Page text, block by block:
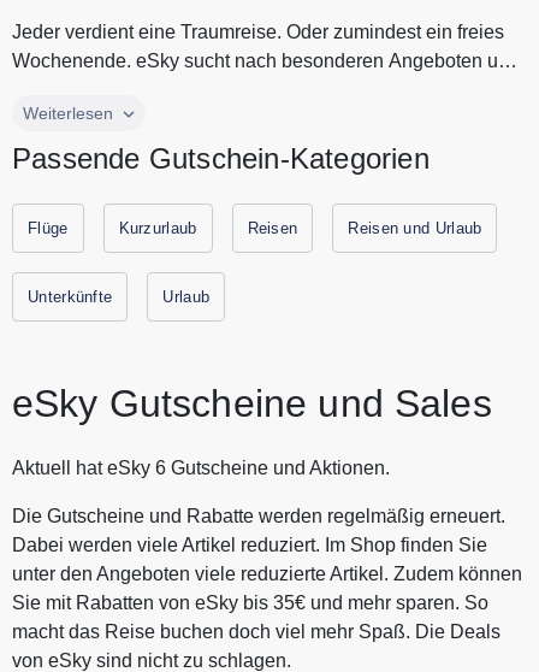
Jeder verdient eine Traumreise. Oder zumindest ein freies
Wochenende. eSky sucht nach besonderen Angeboten und
Jeder verdient eine Traumreise. Oder zumindest ein freies
sammeln sie an einem Ort, damit Ihre Durchsicht noch
deswegen bietet eSky günstige Angebote für das Hotel, den
Mietwagen und die Versicherung. Sparen Sie Zeit und Geld.
Buchen Sie Flug und Hotel auf eSky. Entdecken Sie jetzt
Weiterlesen
Passende Gutschein-Kategorien
Flüge Kurzurlaub Reisen Reisen und Urlaub
Unterkünfte Urlaub
eSky Gutscheine und Sales
Aktuell hat eSky 6 Gutscheine und Aktionen.
Die Gutscheine und Rabatte werden regelmäßig erneuert.
Dabei werden viele Artikel reduziert. Im Shop finden Sie
unter den Angeboten viele reduzierte Artikel. Zudem können
Sie mit Rabatten von eSky bis 35€ und mehr sparen. So
macht das Reise buchen doch viel mehr Spaß. Die Deals
von eSky sind nicht zu schlagen.